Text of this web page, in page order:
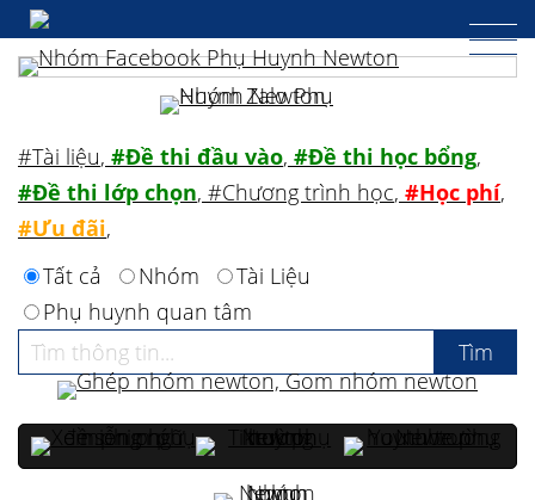
#Tài liệu, #Đề thi đầu vào, #Đề thi học bổng,
#Đề thi lớp chọn, #Chương trình học, #Học phí,
#Ưu đãi,
Tất cả
Nhóm
Tài Liệu
Phụ huynh quan tâm